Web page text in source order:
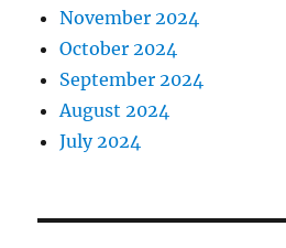
November 2024
October 2024
September 2024
August 2024
July 2024